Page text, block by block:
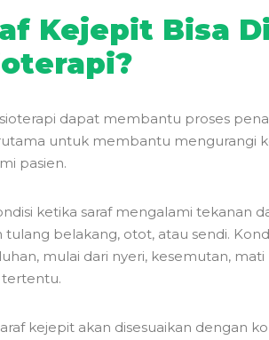
Kejepit Bisa
dapat membantu proses
untuk membantu mengurangi
pasien.
ketika saraf mengalami tekanan
belakang, otot, atau sendi.
mulai dari nyeri, kesemutan, mati
kejepit akan disesuaikan dengan